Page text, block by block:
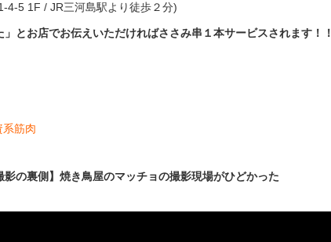
4-5 1F / JR三河島駅より徒歩２分)
」とお店でお伝えいただければささみ串１本サービスされます！！
系筋肉
影の裏側】焼き鳥屋のマッチョの撮影現場がひどかった